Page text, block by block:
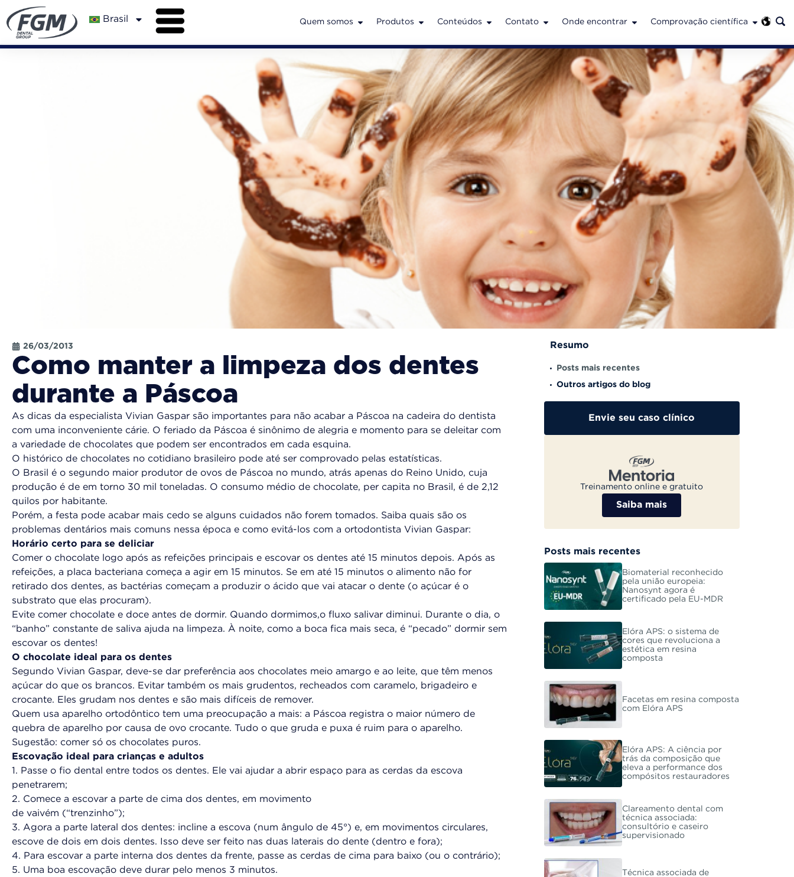
Brasil Quem somos Produtos Conteúdos Contato Onde encontrar Comprovação científica
26/03/2013
Como manter a limpeza dos dentes
durante a Páscoa
As dicas da especialista Vivian Gaspar são importantes para não acabar a Páscoa na cadeira do dentista
com uma inconveniente cárie. O feriado da Páscoa é sinônimo de alegria e momento para se deleitar com
a variedade de chocolates que podem ser encontrados em cada esquina.
O histórico de chocolates no cotidiano brasileiro pode até ser comprovado pelas estatísticas.
O Brasil é o segundo maior produtor de ovos de Páscoa no mundo, atrás apenas do Reino Unido, cuja
produção é de em torno 30 mil toneladas. O consumo médio de chocolate, per capita no Brasil, é de 2,12
quilos por habitante.
Porém, a festa pode acabar mais cedo se alguns cuidados não forem tomados. Saiba quais são os
problemas dentários mais comuns nessa época e como evitá-los com a ortodontista Vivian Gaspar:
Horário certo para se deliciar
Comer o chocolate logo após as refeições principais e escovar os dentes até 15 minutos depois. Após as
refeições, a placa bacteriana começa a agir em 15 minutos. Se em até 15 minutos o alimento não for
retirado dos dentes, as bactérias começam a produzir o ácido que vai atacar o dente (o açúcar é o
substrato que elas procuram).
Evite comer chocolate e doce antes de dormir. Quando dormimos,o fluxo salivar diminui. Durante o dia, o
“banho” constante de saliva ajuda na limpeza. À noite, como a boca fica mais seca, é “pecado” dormir sem
escovar os dentes!
O chocolate ideal para os dentes
Segundo Vivian Gaspar, deve-se dar preferência aos chocolates meio amargo e ao leite, que têm menos
açúcar do que os brancos. Evitar também os mais grudentos, recheados com caramelo, brigadeiro e
crocante. Eles grudam nos dentes e são mais difíceis de remover.
Quem usa aparelho ortodôntico tem uma preocupação a mais: a Páscoa registra o maior número de
quebra de aparelho por causa de ovo crocante. Tudo o que gruda e puxa é ruim para o aparelho.
Sugestão: comer só os chocolates puros.
Escovação ideal para crianças e adultos
1. Passe o fio dental entre todos os dentes. Ele vai ajudar a abrir espaço para as cerdas da escova
penetrarem;
2. Comece a escovar a parte de cima dos dentes, em movimento
de vaivém (“trenzinho”);
3. Agora a parte lateral dos dentes: incline a escova (num ângulo de 45°) e, em movimentos circulares,
escove de dois em dois dentes. Isso deve ser feito nas duas laterais do dente (dentro e fora);
4. Para escovar a parte interna dos dentes da frente, passe as cerdas de cima para baixo (ou o contrário);
5. Uma boa escovação deve durar pelo menos 3 minutos.
Resumo
Posts mais recentes
Outros artigos do blog
Envie seu caso clínico
Treinamento online e gratuito
Saiba mais
Posts mais recentes
Biomaterial reconhecido
pela união europeia:
Nanosynt agora é
certificado pela EU-MDR
Elóra APS: o sistema de
cores que revoluciona a
estética em resina
composta
Facetas em resina composta
com Elóra APS
Elóra APS: A ciência por
trás da composição que
eleva a performance dos
compósitos restauradores
Clareamento dental com
técnica associada:
consultório e caseiro
supervisionado
Técnica associada de